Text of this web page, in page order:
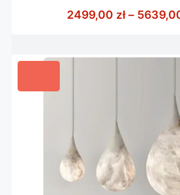
5
2499,00 zł –